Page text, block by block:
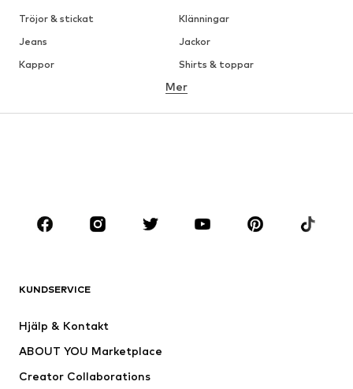
Tröjor & stickat
Klänningar
Jeans
Jackor
Kappor
Shirts & toppar
Underkläder
Premium
Nytt
Shirts & toppar
Jackor
Underkläder
Mer
KUNDSERVICE
Hjälp & Kontakt
ABOUT YOU Marketplace
Creator Collaborations